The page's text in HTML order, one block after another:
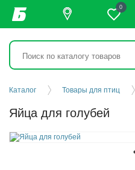
0
Каталог Товары для птиц
Яйца для голубей